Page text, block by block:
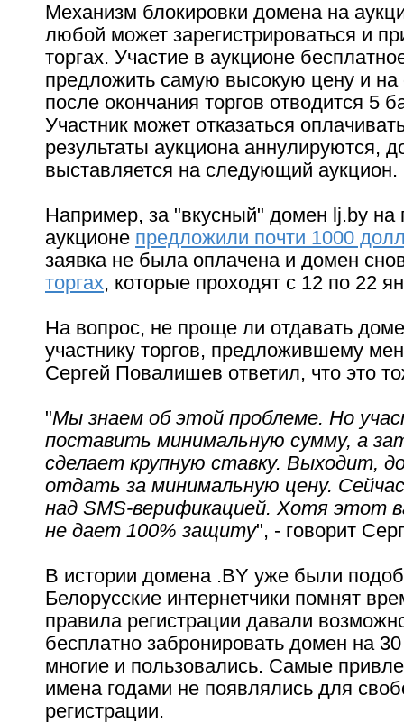
Механизм блокировки домена на
любой может зарегистрироваться и
торгах. Участие в аукционе
предложить самую высокую цену и на
после окончания торгов отводится 5
Участник может отказаться
результаты аукциона аннулируются,
выставляется на следующий аукцион.
Например, за "вкусный" домен lj.by
аукционе предложили почти 1000
заявка не была оплачена и домен
торгах, которые проходят с 12 по 22
На вопрос, не проще ли отдавать
участнику торгов, предложившему
Сергей Повалишев ответил, что это
"Мы знаем об этой проблеме. Но
поставить минимальную сумму, а
сделает крупную ставку. Выходит,
отдать за минимальную цену.
над SMS-верификацией. Хотя этот
не дает 100% защиту", - говорит
В истории домена .BY уже были
Белорусские интернетчики помнят
правила регистрации давали
бесплатно забронировать домен на
многие и пользовались. Самые
имена годами не появлялись для
регистрации.